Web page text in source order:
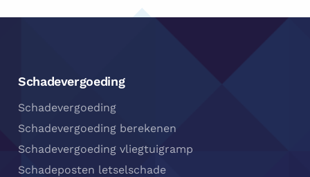
Schadevergoeding
Schadevergoeding
Schadevergoeding berekenen
Schadevergoeding vliegtuigramp
Schadeposten letselschade